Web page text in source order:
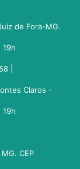
de Fora-MG.
19h
|
Claros -
19h
CEP